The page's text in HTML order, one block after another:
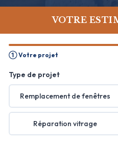
VOTRE
① Votre projet
Type de projet
Remplacement de fenêtres
Réparation vitrage